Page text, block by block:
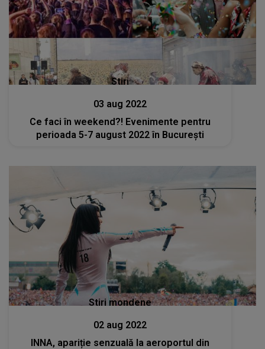
Stiri
03 aug 2022
Ce faci în weekend?! Evenimente pentru
perioada 5-7 august 2022 în București
Stiri mondene
02 aug 2022
INNA, apariție senzuală la aeroportul din